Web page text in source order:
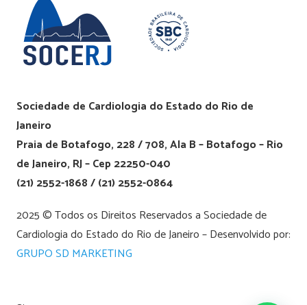
Sociedade de Cardiologia do Estado do Rio de
Janeiro
Praia de Botafogo, 228 / 708, Ala B – Botafogo – Rio
de Janeiro, RJ – Cep 22250-040
(21) 2552-1868 / (21) 2552-0864
2025 © Todos os Direitos Reservados a Sociedade de
Cardiologia do Estado do Rio de Janeiro – Desenvolvido por:
GRUPO SD MARKETING